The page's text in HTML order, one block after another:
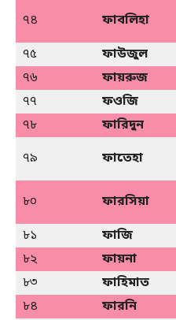
৭৪ ফাবলিহা
৭৫
ফাউজুল
৭৬
ফায়রুজ
৭৭
ফওজি
৭৮
ফারিদুন
৭৯
ফাতেহা
৮০
ফারসিয়া
৮১
ফাজি
৮২
ফায়না
৮৩
ফাহিমাত
৮৪
ফারনি